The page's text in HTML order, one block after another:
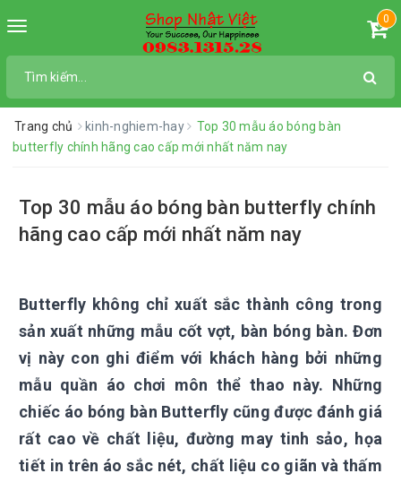
Toggle
0
Trang chủ kinh-nghiem-hay
Top 30 mẫu áo bóng bàn
butterfly chính hãng cao cấp mới nhất năm nay
Top 30 mẫu áo bóng bàn butterfly chính
hãng cao cấp mới nhất năm nay
Butterfly không chỉ xuất sắc thành công trong
sản xuất những mẫu cốt vợt, bàn bóng bàn. Đơn
vị này con ghi điểm với khách hàng bởi những
mẫu quần áo chơi môn thể thao này. Những
chiếc áo bóng bàn Butterfly cũng được đánh giá
rất cao về chất liệu, đường may tinh sảo, họa
tiết in trên áo sắc nét, chất liệu co giãn và thấm